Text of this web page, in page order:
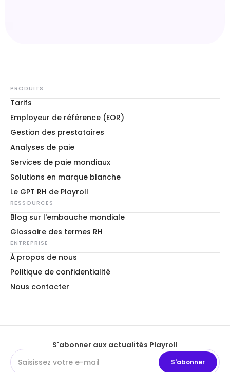
PRODUITS
Tarifs
Employeur de référence (EOR)
Gestion des prestataires
Analyses de paie
Services de paie mondiaux
Solutions en marque blanche
Le GPT RH de Playroll
RESSOURCES
Blog sur l'embauche mondiale
Glossaire des termes RH
ENTREPRISE
À propos de nous
Politique de confidentialité
Nous contacter
S'abonner aux actualités Playroll